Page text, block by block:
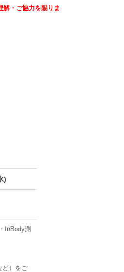
・ご協力を賜りま
)
InBody測
ど）をご